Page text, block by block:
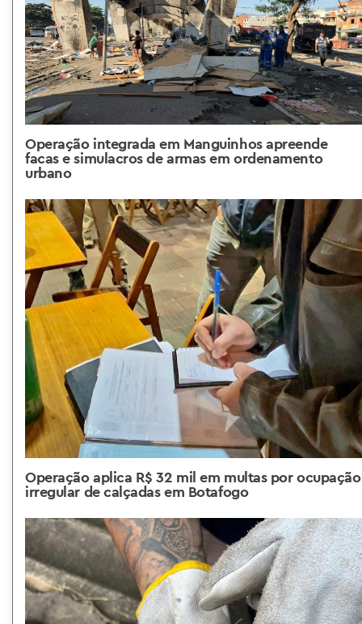
Operação integrada em Manguinhos apreende
facas e simulacros de armas em ordenamento
urbano
Operação aplica R$ 32 mil em multas por ocupação
irregular de calçadas em Botafogo